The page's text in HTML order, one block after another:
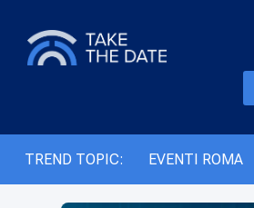
TREND TOPIC: EVENTI ROMA